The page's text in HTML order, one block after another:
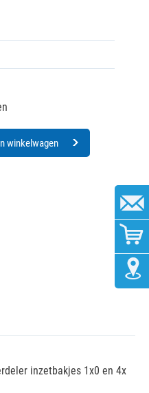
winkelwagen
inzetbakjes 1x0 en 4x